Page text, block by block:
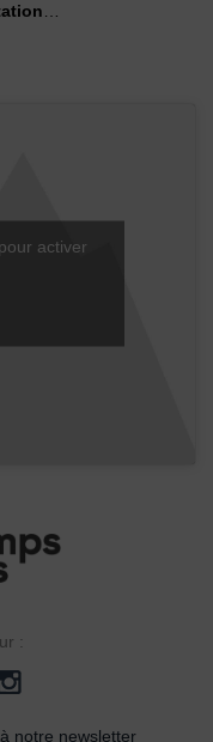
activer
:
notre newsletter